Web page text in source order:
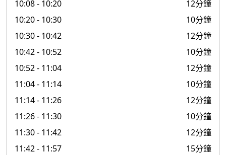
10:08- 10:20
12分鐘
10:20- 10:30
10分鐘
10:30- 10:42
12分鐘
10:42- 10:52
10分鐘
10:52- 11:04
12分鐘
11:04- 11:14
10分鐘
11:14- 11:26
12分鐘
11:26- 11:30
10分鐘
11:30- 11:42
12分鐘
11:42- 11:57
15分鐘